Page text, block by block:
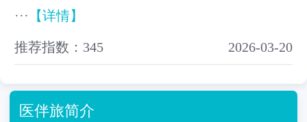
··· 【详情】
推荐指数：345 2026-03-20
医伴旅简介